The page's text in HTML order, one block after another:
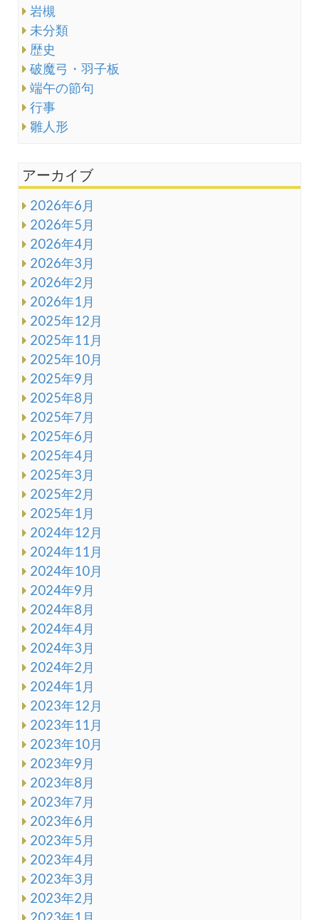
岩槻
未分類
歴史
破魔弓・羽子板
端午の節句
行事
雛人形
アーカイブ
2026年6月
2026年5月
2026年4月
2026年3月
2026年2月
2026年1月
2025年12月
2025年11月
2025年10月
2025年9月
2025年8月
2025年7月
2025年6月
2025年4月
2025年3月
2025年2月
2025年1月
2024年12月
2024年11月
2024年10月
2024年9月
2024年8月
2024年4月
2024年3月
2024年2月
2024年1月
2023年12月
2023年11月
2023年10月
2023年9月
2023年8月
2023年7月
2023年6月
2023年5月
2023年4月
2023年3月
2023年2月